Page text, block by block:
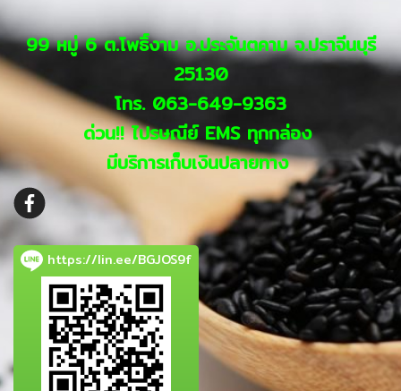
99 หมู่ 6 ต.โพธิ์งาม อ.ประจันตคาม จ.ปราจีนบุรี
25130
โทร. 063-649-9363
ด่วน!! ไปรษณีย์ EMS ทุกกล่อง
มีบริการเก็บเงินปลายทาง
https://lin.ee/BGJOS9f